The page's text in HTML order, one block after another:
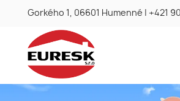
Gorkého 1, 06601 Humenné +421